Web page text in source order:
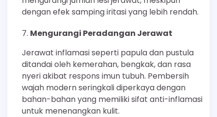
dengan efek samping iritasi yang lebih rendah.
Mengurangi Peradangan Jerawat
Jerawat inflamasi seperti papula dan pustula
ditandai oleh kemerahan, bengkak, dan rasa
nyeri akibat respons imun tubuh. Pembersih
wajah modern seringkali diperkaya dengan
bahan-bahan yang memiliki sifat anti-inflamasi
untuk menenangkan kulit.